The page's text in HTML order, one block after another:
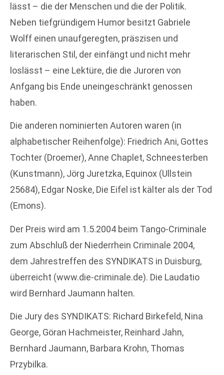
lässt – die der Menschen und die der Politik.
Neben tiefgründigem Humor besitzt Gabriele
Wolff einen unaufgeregten, präszisen und
literarischen Stil, der einfängt und nicht mehr
loslässt – eine Lektüre, die die Juroren von
Anfgang bis Ende uneingeschränkt genossen
haben.
Die anderen nominierten Autoren waren (in
alphabetischer Reihenfolge): Friedrich Ani, Gottes
Tochter (Droemer), Anne Chaplet, Schneesterben
(Kunstmann), Jörg Juretzka, Equinox (Ullstein
25684), Edgar Noske, Die Eifel ist kälter als der Tod
(Emons).
Der Preis wird am 1.5.2004 beim Tango-Criminale
zum Abschluß der Niederrhein Criminale 2004,
dem Jahrestreffen des SYNDIKATS in Duisburg,
überreicht (www.die-criminale.de). Die Laudatio
wird Bernhard Jaumann halten.
Die Jury des SYNDIKATS: Richard Birkefeld, Nina
George, Göran Hachmeister, Reinhard Jahn,
Bernhard Jaumann, Barbara Krohn, Thomas
Przybilka.